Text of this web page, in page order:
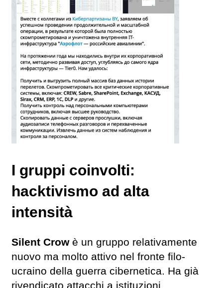
I gruppi coinvolti:
hacktivismo ad alta
intensità
Silent Crowè un gruppo relativamente
nuovo ma molto attivo nel fronte filo-
ucraino della guerra cibernetica. Ha già
rivendicato attacchi a istituzioni